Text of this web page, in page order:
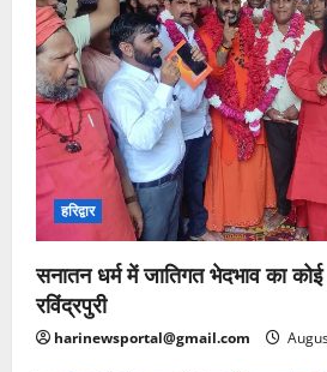
हरिद्वार
सनातन धर्म में जातिगत भेदभाव का
रविंद्रपुरी
harinewsportal@gmail.com